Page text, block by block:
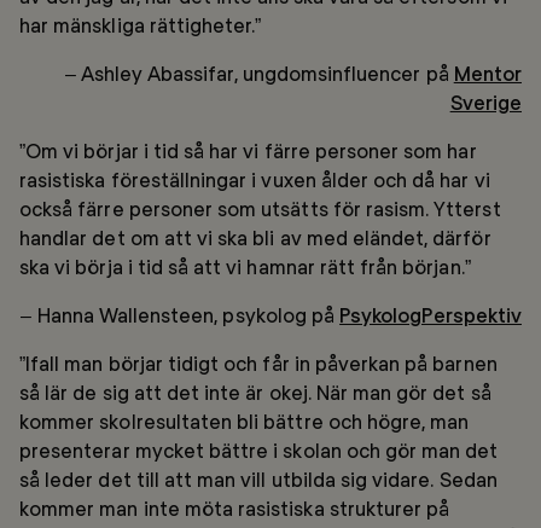
har mänskliga rättigheter.”
– Ashley Abassifar, ungdomsinfluencer på Mentor
Sverige
”Om vi börjar i tid så har vi färre personer som har
rasistiska föreställningar i vuxen ålder och då har vi
också färre personer som utsätts för rasism. Ytterst
handlar det om att vi ska bli av med eländet, därför
ska vi börja i tid så att vi hamnar rätt från början.”
– Hanna Wallensteen, psykolog på PsykologPerspektiv
”Ifall man börjar tidigt och får in påverkan på barnen
så lär de sig att det inte är okej. När man gör det så
kommer skolresultaten bli bättre och högre, man
presenterar mycket bättre i skolan och gör man det
så leder det till att man vill utbilda sig vidare. Sedan
kommer man inte möta rasistiska strukturer på